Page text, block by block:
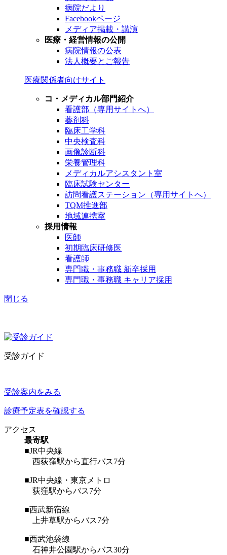
病院だより
Facebookページ
メディア掲載・講演
医療・経営情報の公開
病院情報の公表
法人概要とご報告
医療関係者向けサイト
コ・メディカル部門紹介
看護部（専用サイトへ）
薬剤科
臨床工学科
中央検査科
画像診断科
栄養管理科
メディカルアシスタント室
臨床試験センター
訪問看護ステーション（専用サイトへ）
TQM推進部
地域連携室
採用情報
医師
初期臨床研修医
看護師
専門職・事務職 新卒採用
専門職・事務職 キャリア採用
閉じる
受診ガイド
受診案内をみる
診療予定表を確認する
アクセス
最寄駅
■JR中央線
西荻窪駅から直行バス7分
■JR中央線・東京メトロ
荻窪駅からバス7分
■西武新宿線
上井草駅からバス7分
■西武池袋線
石神井公園駅からバス30分